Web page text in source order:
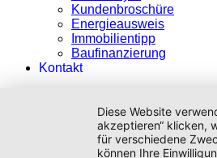
Kundenbroschüre
Energieausweis
Immobilientipp
Baufinanzierung
Kontakt
Diese Website
akzeptieren“ klicken,
für verschiedene
können Ihre